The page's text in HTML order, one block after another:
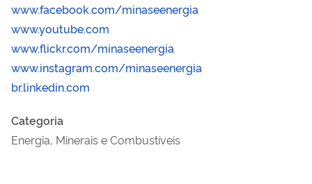
www.facebook.com/minaseenergia
www.youtube.com
www.flickr.com/minaseenergia
www.instagram.com/minaseenergia
br.linkedin.com
Categoria
Energia, Minerais e Combustíveis